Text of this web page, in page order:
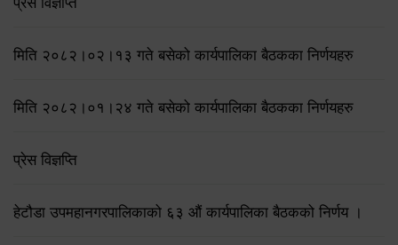
मिति २०८२।०२।१३ गते बसेको कार्यपालिका बैठकका निर्णयहरु
मिति २०८२।०१।२४ गते बसेको कार्यपालिका बैठकका निर्णयहरु
प्रेस विज्ञप्ति
हेटौडा उपमहानगरपालिकाको ६३ औं कार्यपालिका बैठकको निर्णय ।